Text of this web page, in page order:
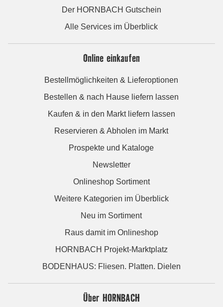
Der HORNBACH Gutschein
Alle Services im Überblick
Online einkaufen
Bestellmöglichkeiten & Lieferoptionen
Bestellen & nach Hause liefern lassen
Kaufen & in den Markt liefern lassen
Reservieren & Abholen im Markt
Prospekte und Kataloge
Newsletter
Onlineshop Sortiment
Weitere Kategorien im Überblick
Neu im Sortiment
Raus damit im Onlineshop
HORNBACH Projekt-Marktplatz
BODENHAUS: Fliesen. Platten. Dielen
Über HORNBACH